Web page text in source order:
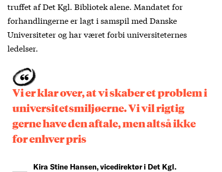
truffet af Det Kgl. Bibliotek alene. Mandatet for
forhandlingerne er lagt i samspil med Danske
Universiteter og har været forbi universiteternes
ledelser.
Vi er klar over, at vi skaber et problem i
universitetsmiljøerne. Vi vil rigtig
gerne have den aftale, men altså ikke
for enhver pris
Kira Stine Hansen, vicedirektør i Det Kgl.